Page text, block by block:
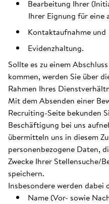
Bearbeitung Ihrer
Ihrer Eignung für eine
Kontaktaufnahme und
Evidenzhaltung.
Sollte es zu einem
kommen, werden Sie über
Rahmen Ihres
Mit dem Absenden einer
Recruiting-Seite bekunden
Beschäftigung bei uns
übermitteln uns in diesem
personenbezogene Daten,
Zwecke Ihrer Stellensuche/
speichern.
Insbesondere werden
Name (Vor- sowie